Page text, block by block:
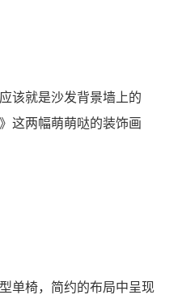
该就是沙发背景墙上的
这两幅萌萌哒的装饰画
单椅，简约的布局中呈现